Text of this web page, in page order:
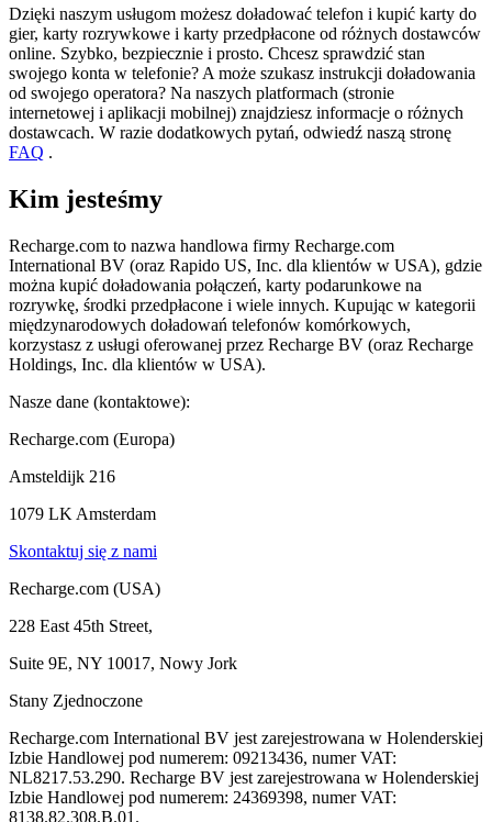
Dzięki naszym usługom możesz doładować telefon i kupić karty do
gier, karty rozrywkowe i karty przedpłacone od różnych dostawców
online. Szybko, bezpiecznie i prosto. Chcesz sprawdzić stan
swojego konta w telefonie? A może szukasz instrukcji doładowania
od swojego operatora? Na naszych platformach (stronie
internetowej i aplikacji mobilnej) znajdziesz informacje o różnych
dostawcach. W razie dodatkowych pytań, odwiedź naszą stronę
FAQ .
Kim jesteśmy
Recharge.com to nazwa handlowa firmy Recharge.com
International BV (oraz Rapido US, Inc. dla klientów w USA), gdzie
można kupić doładowania połączeń, karty podarunkowe na
rozrywkę, środki przedpłacone i wiele innych. Kupując w kategorii
międzynarodowych doładowań telefonów komórkowych,
korzystasz z usługi oferowanej przez Recharge BV (oraz Recharge
Holdings, Inc. dla klientów w USA).
Nasze dane (kontaktowe):
Recharge.com (Europa)
Amsteldijk 216
1079 LK Amsterdam
Skontaktuj się z nami
Recharge.com (USA)
228 East 45th Street,
Suite 9E, NY 10017, Nowy Jork
Stany Zjednoczone
Recharge.com International BV jest zarejestrowana w Holenderskiej
Izbie Handlowej pod numerem: 09213436, numer VAT:
NL8217.53.290. Recharge BV jest zarejestrowana w Holenderskiej
Izbie Handlowej pod numerem: 24369398, numer VAT:
8138.82.308.B.01.